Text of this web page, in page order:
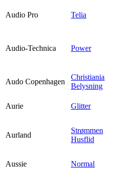
Audio Pro Telia
Audio-Technica Power
Audo Copenhagen
Christiania
Belysning
Aurie
Glitter
Aurland
Strømmen
Husflid
Aussie
Normal